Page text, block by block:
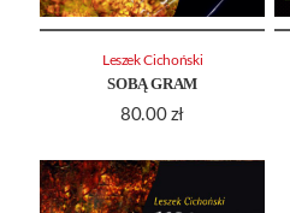
SOBĄ GRAM
80.00 zł
Leszek Cichoński